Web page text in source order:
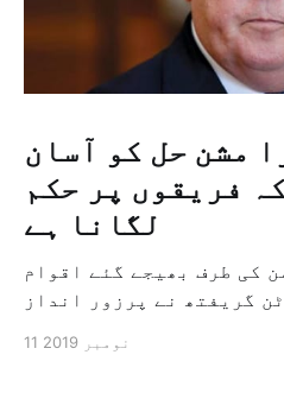
مشن حل کو آسان
فریقوں پر حکم
لگانا ہے
کی طرف بھیجے گئے اقوام
گریفتھ نے پرزور انداز
حدبندی کرنے کے لئے ایک
11 نومبر 2019